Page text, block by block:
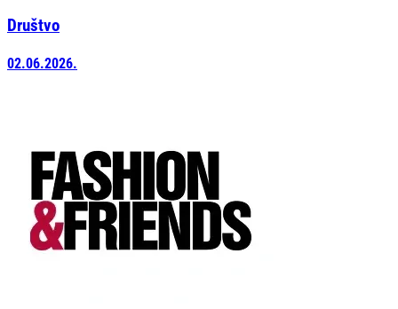
Društvo
02.06.2026.